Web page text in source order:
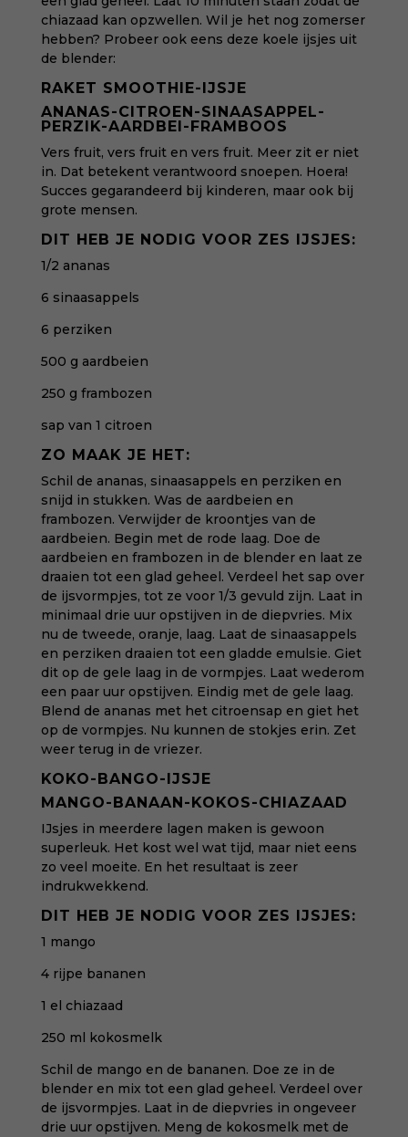
chiazaad kan opzwellen. Wil je het nog zomerser
hebben? Probeer ook eens deze koele ijsjes uit
de blender:
RAKET SMOOTHIE-IJSJE
ANANAS-CITROEN-SINAASAPPEL-
PERZIK-AARDBEI-FRAMBOOS
Vers fruit, vers fruit en vers fruit. Meer zit er niet
in. Dat betekent verantwoord snoepen. Hoera!
Succes gegarandeerd bij kinderen, maar ook bij
grote mensen.
DIT HEB JE NODIG VOOR ZES IJSJES:
1/2 ananas
6 sinaasappels
6 perziken
500 g aardbeien
250 g frambozen
sap van 1 citroen
ZO MAAK JE HET:
Schil de ananas, sinaasappels en perziken en
snijd in stukken. Was de aardbeien en
frambozen. Verwijder de kroontjes van de
aardbeien. Begin met de rode laag. Doe de
aardbeien en frambozen in de blender en laat ze
draaien tot een glad geheel. Verdeel het sap over
de ijsvormpjes, tot ze voor 1/3 gevuld zijn. Laat in
minimaal drie uur opstijven in de diepvries. Mix
nu de tweede, oranje, laag. Laat de sinaasappels
en perziken draaien tot een gladde emulsie. Giet
dit op de gele laag in de vormpjes. Laat wederom
een paar uur opstijven. Eindig met de gele laag.
Blend de ananas met het citroensap en giet het
op de vormpjes. Nu kunnen de stokjes erin. Zet
weer terug in de vriezer.
KOKO-BANGO-IJSJE
MANGO-BANAAN-KOKOS-CHIAZAAD
IJsjes in meerdere lagen maken is gewoon
superleuk. Het kost wel wat tijd, maar niet eens
zo veel moeite. En het resultaat is zeer
indrukwekkend.
DIT HEB JE NODIG VOOR ZES IJSJES:
1 mango
4 rijpe bananen
1 el chiazaad
250 ml kokosmelk
Schil de mango en de bananen. Doe ze in de
blender en mix tot een glad geheel. Verdeel over
de ijsvormpjes. Laat in de diepvries in ongeveer
drie uur opstijven. Meng de kokosmelk met de